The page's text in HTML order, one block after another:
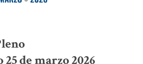
de marzo 2026